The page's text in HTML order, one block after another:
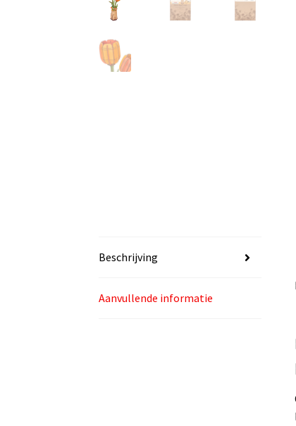
Beschrijving
Aanvullende informatie